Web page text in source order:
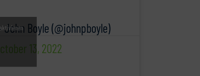
John Boyle (@johnpboyle)
13, 2022